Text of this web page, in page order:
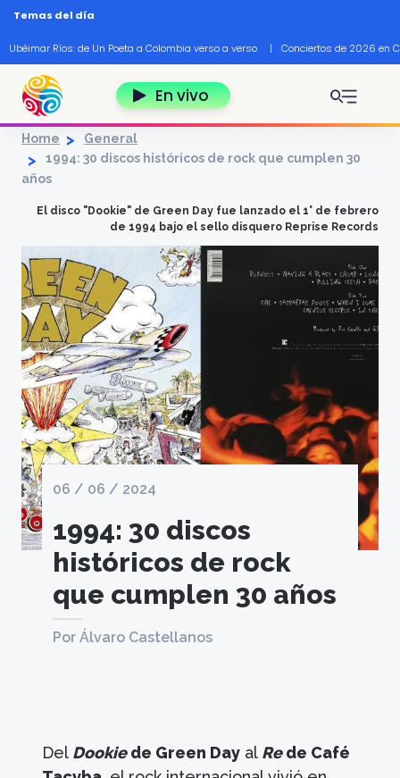
Pasar al contenido principal
Temas del día
Ubéimar Ríos: de Un Poeta a Colombia verso a verso | Conciertos de 2026 en
En vivo
Home
General
1994: 30 discos históricos de rock que cumplen 30
años
El disco "Dookie" de Green Day fue lanzado el 1° de febrero
de 1994 bajo el sello disquero Reprise Records
06 / 06 / 2024
1994: 30 discos
históricos de rock
que cumplen 30 años
Por Álvaro Castellanos
Del Dookiede Green Day al Rede Café